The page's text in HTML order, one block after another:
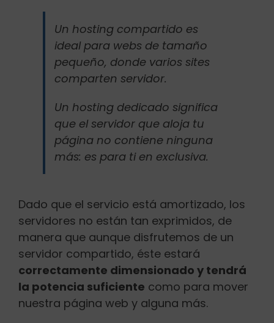
Un hosting compartido es
ideal para webs de tamaño
pequeño, donde varios sites
comparten servidor.
Un hosting dedicado significa
que el servidor que aloja tu
página no contiene ninguna
más: es para ti en exclusiva.
Dado que el servicio está amortizado, los
servidores no están tan exprimidos, de
manera que aunque disfrutemos de un
servidor compartido, éste estará
correctamente dimensionado y tendrá
la potencia suficiente como para mover
nuestra página web y alguna más.